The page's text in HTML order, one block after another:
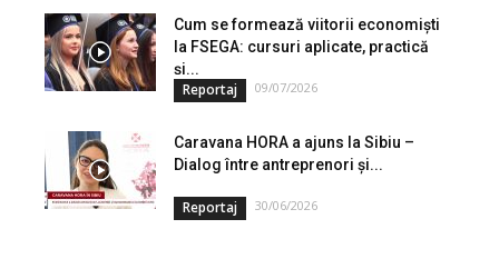
Cum se formează viitorii economiști
la FSEGA: cursuri aplicate, practică
și...
Reportaj 09/07/2026
Caravana HORA a ajuns la Sibiu –
Dialog între antreprenori și...
Reportaj 30/06/2026